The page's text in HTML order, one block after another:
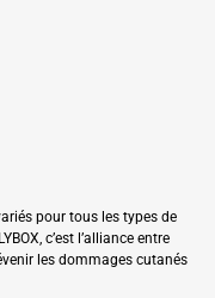
pour tous les types de
c’est l’alliance entre
les dommages cutanés